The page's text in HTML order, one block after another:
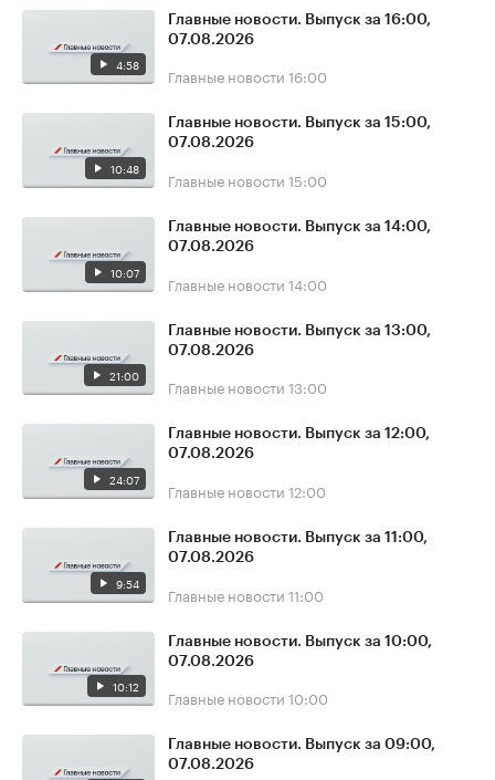
4:58
Главные новости. Выпуск за 16:00,
07.08.2026
Главные новости 16:00
10:48
Главные новости. Выпуск за 15:00,
07.08.2026
Главные новости 15:00
10:07
Главные новости. Выпуск за 14:00,
07.08.2026
Главные новости 14:00
21:00
Главные новости. Выпуск за 13:00,
07.08.2026
Главные новости 13:00
24:07
Главные новости. Выпуск за 12:00,
07.08.2026
Главные новости 12:00
9:54
Главные новости. Выпуск за 11:00,
07.08.2026
Главные новости 11:00
10:12
Главные новости. Выпуск за 10:00,
07.08.2026
Главные новости 10:00
Главные новости. Выпуск за 09:00,
07.08.2026